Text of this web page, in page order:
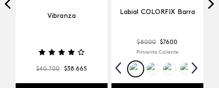
Vibranza
$40.700 $38.665
Labial COLORFIX Barra
$8000 $7600
Pimienta Caliente